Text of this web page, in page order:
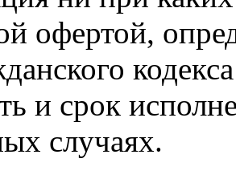
офертой,
и срок
случаях.